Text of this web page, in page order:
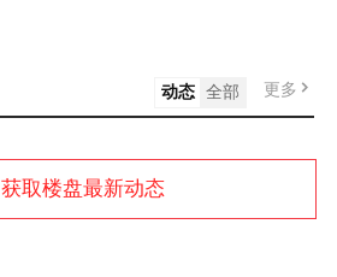
动态 全部 更多
获取楼盘最新动态